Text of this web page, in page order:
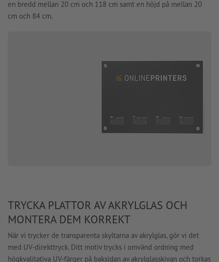
en bredd mellan 20 cm och 118 cm samt en höjd på mellan 20
cm och 84 cm.
TRYCKA PLATTOR AV AKRYLGLAS OCH
MONTERA DEM KORREKT
När vi trycker de transparenta skyltarna av akrylglas, gör vi det
med UV-direkttryck. Ditt motiv trycks i omvänd ordning med
högkvalitativa UV-färger på baksidan av akrylglasskivan och torkas